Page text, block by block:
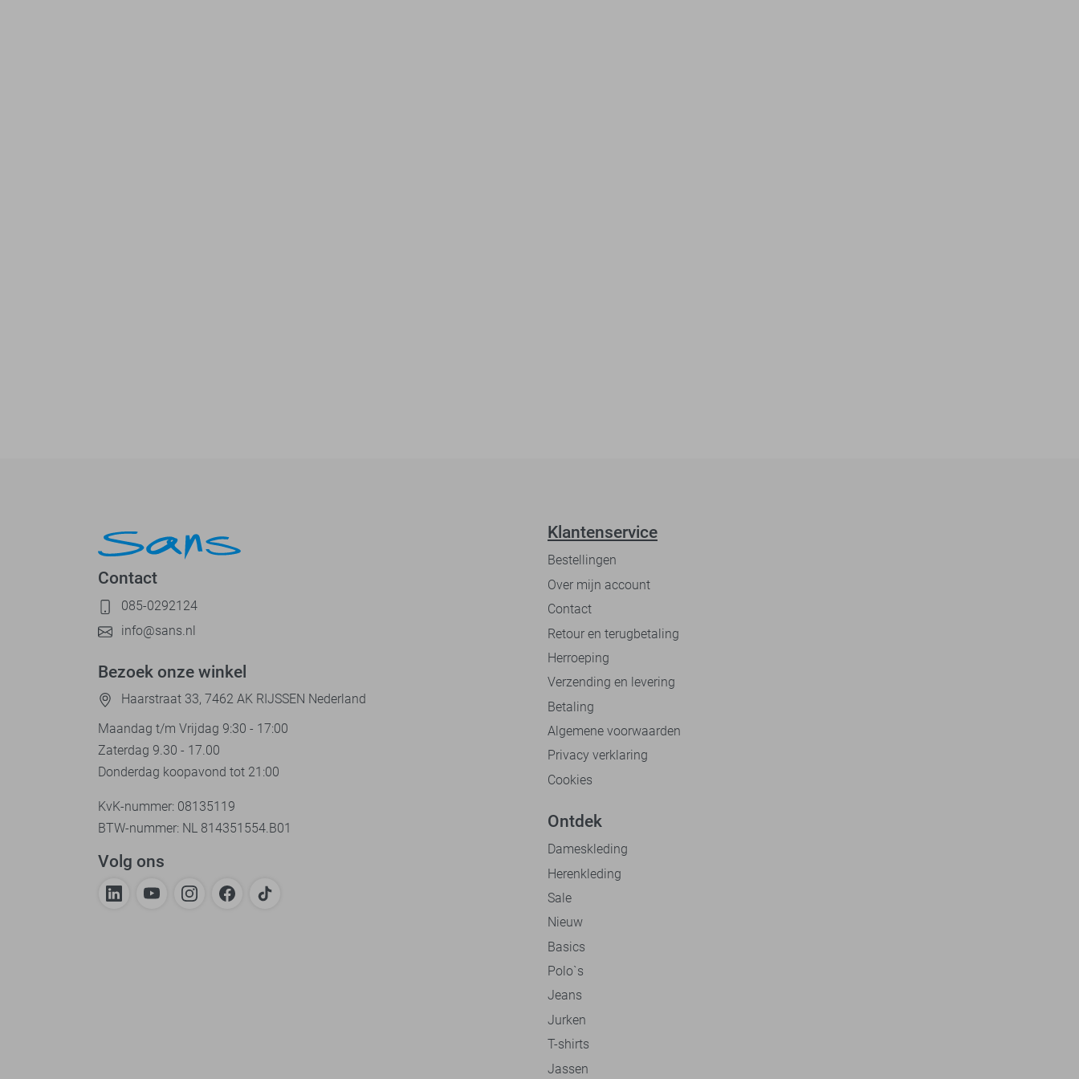
Contact
085-0292124
info@sans.nl
Bezoek onze winkel
Haarstraat 33, 7462 AK RIJSSEN Nederland
Maandag t/m Vrijdag 9:30 - 17:00
Zaterdag 9.30 - 17.00
Donderdag koopavond tot 21:00
KvK-nummer: 08135119
BTW-nummer: NL 814351554.B01
Volg ons
Klantenservice
Bestellingen
Over mijn account
Contact
Retour en terugbetaling
Herroeping
Verzending en levering
Betaling
Algemene voorwaarden
Privacy verklaring
Cookies
Ontdek
Dameskleding
Herenkleding
Sale
Nieuw
Basics
Polo`s
Jeans
Jurken
T-shirts
Jassen